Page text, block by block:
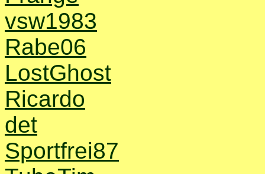
vsw1983
Rabe06
LostGhost
Ricardo
det
Sportfrei87